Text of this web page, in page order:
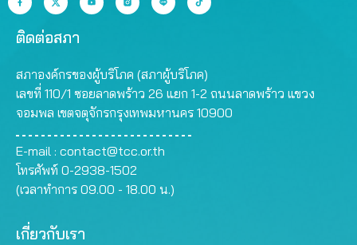
ติดต่อสภา
สภาองค์กรของผู้บริโภค (สภาผู้บริโภค)
เลขที่ 110/1 ซอยลาดพร้าว 26 แยก 1-2 ถนนลาดพร้าว แขวง
จอมพล เขตจตุจักรกรุงเทพมหานคร 10900
E-mail : contact@tcc.or.th
โทรศัพท์ 0-2938-1502
(เวลาทำการ 09.00 - 18.00 น.)
เกี่ยวกับเรา